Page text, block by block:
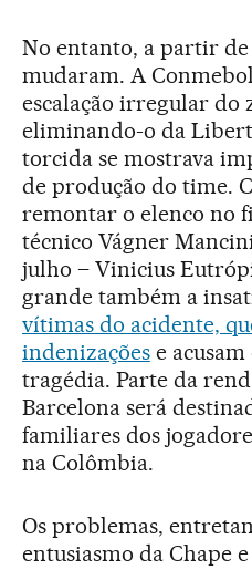
No entanto, a partir de
mudaram. A
escalação irregular do
eliminando-o da
torcida se mostrava
de produção do time.
remontar o elenco no
técnico Vágner
julho – Vinicius
grande também a
vítimas do acidente,
indenizaçõese
tragédia. Parte da
Barcelona será
familiares dos
na Colômbia.
Os problemas,
entusiasmo da Chape